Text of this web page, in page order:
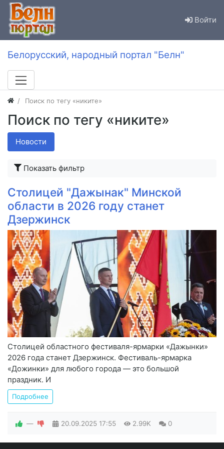
Войти
Белорусский, народный портал "Белн"
Поиск по тегу «никите»
Поиск по тегу «никите»
Новости
Показать фильтр
Столицей "Дажынак" Минской
области в 2026 году станет
Дзержинск
Столицей областного фестиваля-ярмарки «Дажынки»
2026 года станет Дзержинск. Фестиваль-ярмарка
«Дожинки» для любого города — это большой
праздник. И
Подробнее
— 20.09.2025 17:55 2.99K 0